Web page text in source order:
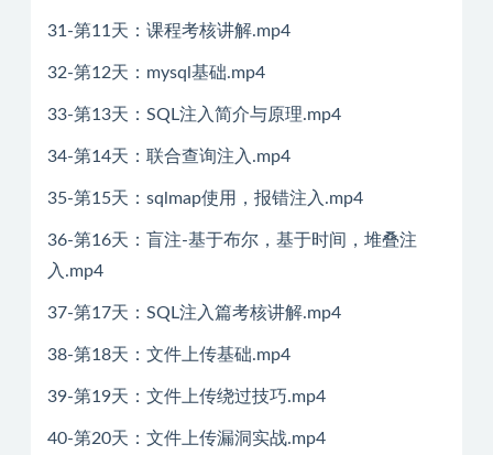
31-第11天：课程考核讲解.mp4
32-第12天：mysql基础.mp4
33-第13天：SQL注入简介与原理.mp4
34-第14天：联合查询注入.mp4
35-第15天：sqlmap使用，报错注入.mp4
36-第16天：盲注-基于布尔，基于时间，堆叠注
入.mp4
37-第17天：SQL注入篇考核讲解.mp4
38-第18天：文件上传基础.mp4
39-第19天：文件上传绕过技巧.mp4
40-第20天：文件上传漏洞实战.mp4